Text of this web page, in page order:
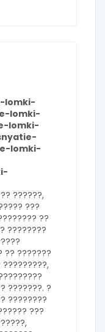
lomki-
lomki-
lomki-
lomki-
??????,
???
??
????????
?? ???????
???????. ?
????????
???